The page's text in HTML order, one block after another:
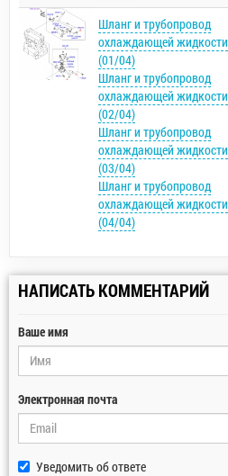
Шланг и трубопровод
охлаждающей жидкости
(01/04)
Шланг и трубопровод
охлаждающей жидкости
(02/04)
Шланг и трубопровод
охлаждающей жидкости
(03/04)
Шланг и трубопровод
охлаждающей жидкости
(04/04)
НАПИСАТЬ КОММЕНТАРИЙ
Ваше имя
Электронная почта
Уведомить об ответе